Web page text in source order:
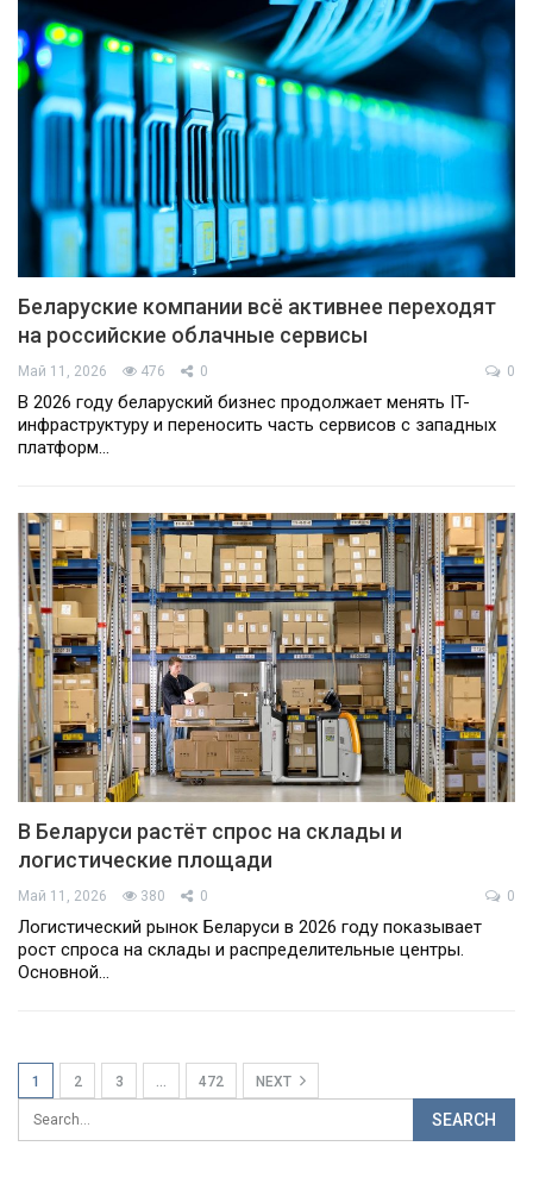
Беларуские компании всё активнее переходят
на российские облачные сервисы
Май 11, 2026 476 0 0
В 2026 году беларуский бизнес продолжает менять IT-
инфраструктуру и переносить часть сервисов с западных
платформ…
В Беларуси растёт спрос на склады и
логистические площади
Май 11, 2026 380 0 0
Логистический рынок Беларуси в 2026 году показывает
рост спроса на склады и распределительные центры.
Основной…
1 2 3 472 NEXT